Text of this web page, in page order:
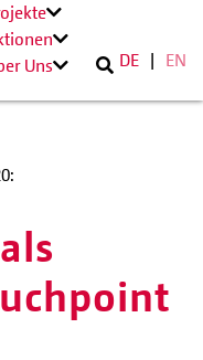
Uns
DE EN